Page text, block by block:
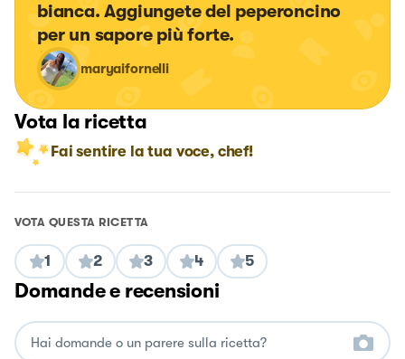
bianca. Aggiungete del peperoncino
per un sapore più forte.
maryaifornelli
Vota la ricetta
Fai sentire la tua voce, chef!
VOTA QUESTA RICETTA
1 2 3 4 5
Domande e recensioni